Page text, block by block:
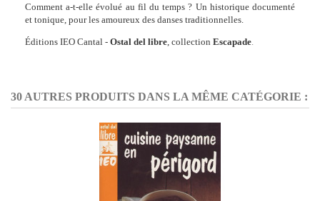
Comment a-t-elle évolué au fil du temps ? Un historique documenté
et tonique, pour les amoureux des danses traditionnelles.
Éditions IEO Cantal - Ostal del libre, collection Escapade.
30 AUTRES PRODUITS DANS LA MÊME CATÉGORIE :